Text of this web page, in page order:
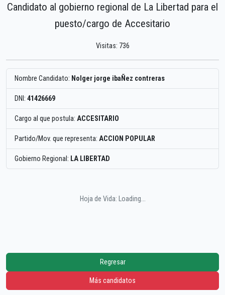
Candidato al gobierno regional de La Libertad para el
puesto/cargo de Accesitario
Visitas: 736
Nombre Candidato: Nolger jorge ibaÑez contreras
DNI: 41426669
Cargo al que postula: ACCESITARIO
Partido/Mov. que representa: ACCION POPULAR
Gobierno Regional: LA LIBERTAD
Hoja de Vida: Loading...
Regresar
Más candidatos